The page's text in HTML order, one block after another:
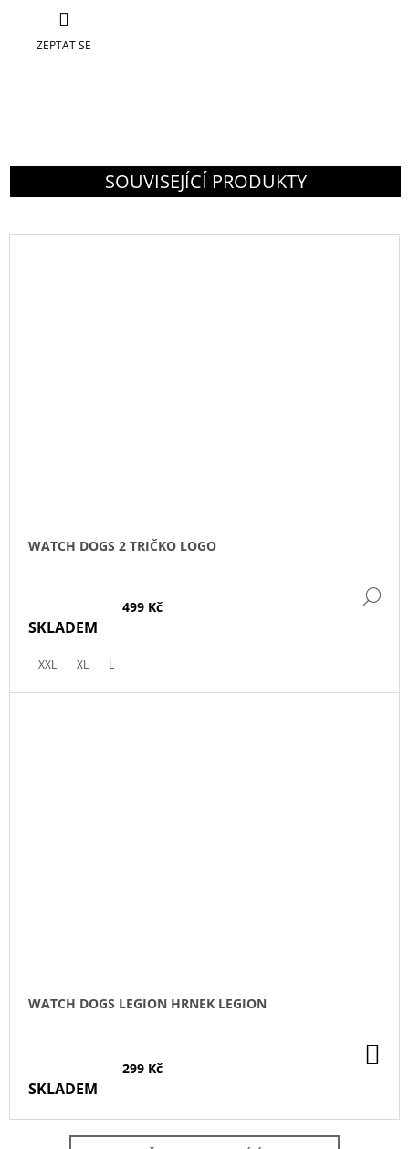
ZEPTAT SE
SOUVISEJÍCÍ PRODUKTY
WATCH DOGS 2 TRIČKO LOGO
499 Kč
SKLADEM
XXL XL L
WATCH DOGS LEGION HRNEK LEGION
299 Kč
SKLADEM